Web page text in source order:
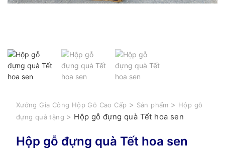
Xưởng Gia Công Hộp Gỗ Cao Cấp > Sản phẩm > Hộp gỗ
đựng quà tặng > Hộp gỗ đựng quà Tết hoa sen
Hộp gỗ đựng quà Tết hoa sen